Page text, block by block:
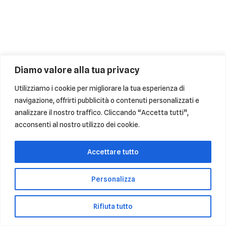
Diamo valore alla tua privacy
Utilizziamo i cookie per migliorare la tua esperienza di
navigazione, offrirti pubblicità o contenuti personalizzati e
analizzare il nostro traffico. Cliccando “Accetta tutti”,
acconsenti al nostro utilizzo dei cookie.
Personalizza
Rifiuta tutto
Accettare tutto